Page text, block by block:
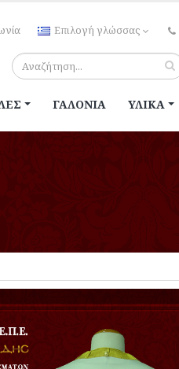
Επιλογή γλώσσας
ΓΑΛΌΝΙΑ ΥΛΙΚΆ